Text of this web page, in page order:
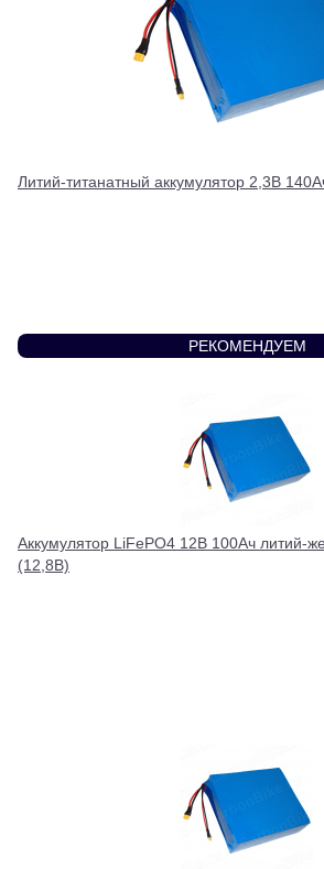
Литий-титанатный аккумулятор 2,3В
РЕКОМЕНДУЕМ
Аккумулятор LiFePO4 12В 100Ач литий-
(12,8В)